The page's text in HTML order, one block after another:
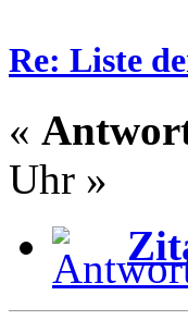
Re: Liste
«
Uhr »